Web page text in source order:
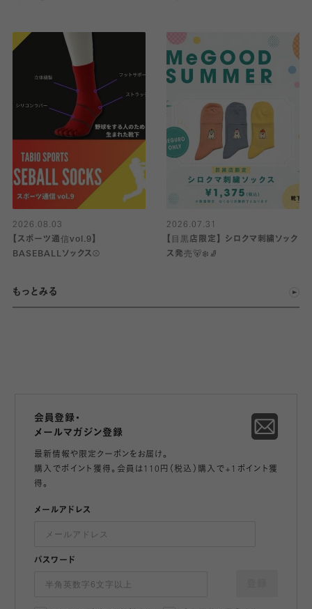
2026.08.03
【スポーツ通信vol.9】
BASEBALLソックス⚾️
2026.07.31
【目黒店限定】 シロクマ刺繍ソック
ス発売🐻‍❄️🧦
もっとみる
会員登録・
メールマガジン登録
最新情報や限定クーポンをお届け。
購入でポイント獲得。会員は110円（税込）購入で+1ポイント獲
得。
メールアドレス
パスワード